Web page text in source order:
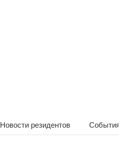
Новости резидентов